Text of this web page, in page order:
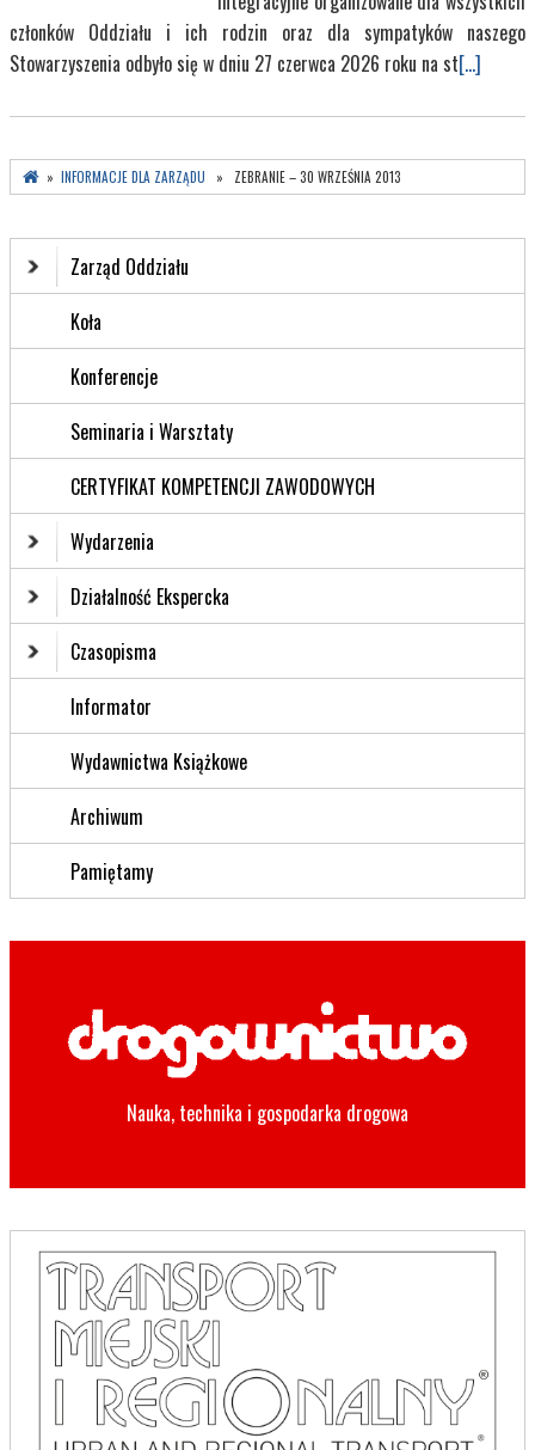
członków Oddziału i ich rodzin oraz dla sympatyków naszego
Stowarzyszenia odbyło się w dniu 27 czerwca 2026 roku na st[...]
» INFORMACJE DLA ZARZĄDU » ZEBRANIE – 30 WRZEŚNIA 2013
Zarząd Oddziału
Koła
Konferencje
Seminaria i Warsztaty
CERTYFIKAT KOMPETENCJI ZAWODOWYCH
Wydarzenia
Działalność Ekspercka
Czasopisma
Informator
Wydawnictwa Książkowe
Archiwum
Pamiętamy
Nauka, technika i gospodarka drogowa